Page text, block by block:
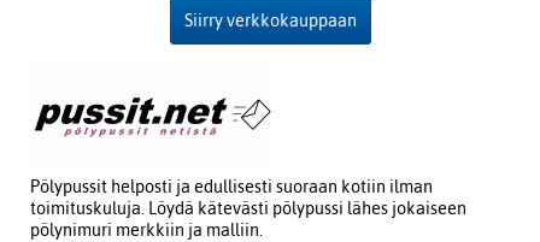
Siirry verkkokauppaan
Pölypussit helposti ja edullisesti suoraan kotiin ilman
toimituskuluja. Löydä kätevästi pölypussi lähes jokaiseen
pölynimuri merkkiin ja malliin.